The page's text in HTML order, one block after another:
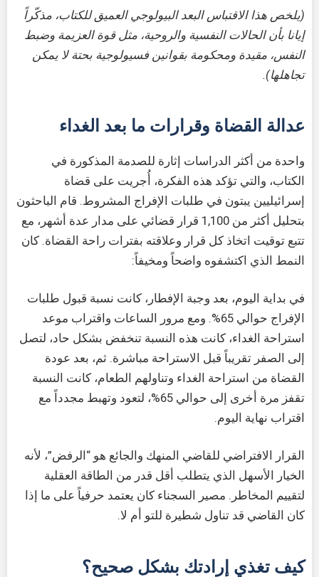
(يلخص هذا الاقتباس البعد البيولوجي العميق للكتاب، مذكّراً
إيانا بأن الحالات النفسية والروحية، مثل قوة العزيمة وضبط
النفس، مقيدة ومحكومة بقوانين فسيولوجية بحتة لا يمكن
تجاهلها).
عدالة القضاة وقرارات ما بعد الغداء
واحدة من أكثر الدراسات إثارة للصدمة المذكورة في
الكتاب، والتي تؤكد هذه الفكرة، أُجريت على قضاة
إسرائيليين يبتون في طلبات الإفراج المشروط. قام الباحثون
بتحليل أكثر من 1,100 قرار قضائي على مدار عدة أشهر، مع
تتبع توقيت اتخاذ كل قرار وعلاقته بفترات راحة القضاة. كان
النمط الذي اكتشفوه واضحاً ومخيفاً:
في بداية اليوم، بعد وجبة الإفطار، كانت نسبة قبول طلبات
الإفراج حوالي 65%. ومع مرور الساعات واقتراب موعد
استراحة الغداء، كانت هذه النسبة تنخفض بشكل حاد، لتصل
إلى الصفر تقريباً قبل الاستراحة مباشرة. ثم، بعد عودة
القضاة من استراحة الغداء وتناولهم الطعام، كانت النسبة
تقفز مرة أخرى إلى حوالي 65%، لتعود وتهبط مجدداً مع
اقتراب نهاية اليوم.
القرار الافتراضي للقاضي المنهك والجائع هو “الرفض”، لأنه
الخيار الأسهل الذي يتطلب أقل قدر من الطاقة العقلية
لتقييم المخاطر. مصير السجناء كان يعتمد حرفياً على ما إذا
كان القاضي قد تناول شطيرة للتو أم لا.
كيف تغذي إرادتك بشكل صحيح؟